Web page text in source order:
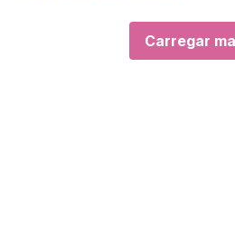
Carregar